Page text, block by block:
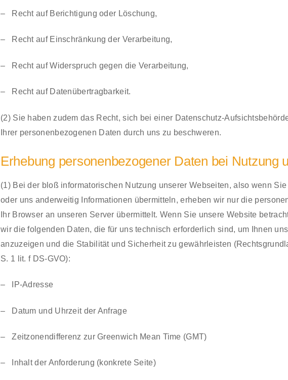
– Recht auf Berichtigung oder Löschung,
– Recht auf Einschränkung der Verarbeitung,
– Recht auf Widerspruch gegen die Verarbeitung,
– Recht auf Datenübertragbarkeit.
(2) Sie haben zudem das Recht, sich bei einer Datenschutz-
Ihrer personenbezogenen Daten durch uns zu beschweren.
Erhebung personenbezogener Daten bei Nutzung
(1) Bei der bloß informatorischen Nutzung unserer Webseiten, also wenn
oder uns anderweitig Informationen übermitteln, erheben wir nur die
Ihr Browser an unseren Server übermittelt. Wenn Sie unsere Website
wir die folgenden Daten, die für uns technisch erforderlich sind, um Ihnen
anzuzeigen und die Stabilität und Sicherheit zu gewährleisten
S. 1 lit. f DS-GVO):
– IP-Adresse
– Datum und Uhrzeit der Anfrage
– Zeitzonendifferenz zur Greenwich Mean Time (GMT)
– Inhalt der Anforderung (konkrete Seite)